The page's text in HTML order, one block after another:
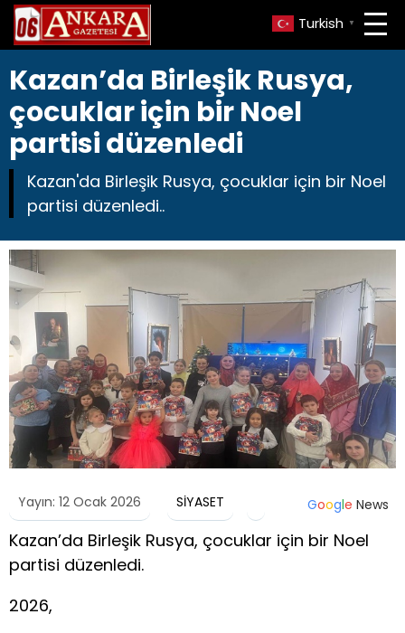
Turkish ▼
Kazan’da Birleşik Rusya,
çocuklar için bir Noel
partisi düzenledi
Kazan'da Birleşik Rusya, çocuklar için bir Noel
partisi düzenledi..
Yayın: 12 Ocak 2026 SİYASET Google News
Kazan’da Birleşik Rusya, çocuklar için bir Noel
partisi düzenledi.
2026,